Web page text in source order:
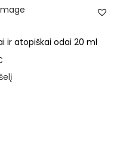
ir atopiškai odai 20 ml